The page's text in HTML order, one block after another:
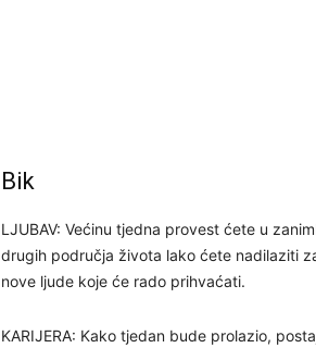
Bik
LJUBAV: Većinu tjedna provest ćete u
drugih područja života lako ćete nadilaziti
nove ljude koje će rado prihvaćati.
KARIJERA: Kako tjedan bude prolazio,